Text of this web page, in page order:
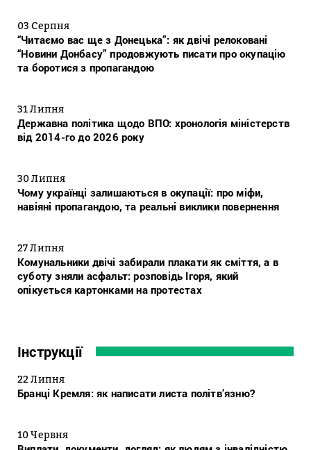
03 Серпня
“Читаємо вас ще з Донецька”: як двічі релоковані
“Новини Донбасу” продовжують писати про окупацію
та боротися з пропагандою
31 Липня
Державна політика щодо ВПО: хронологія міністерств
від 2014-го до 2026 року
30 Липня
Чому українці залишаються в окупації: про міфи,
навіяні пропагандою, та реальні виклики повернення
27 Липня
Комунальники двічі забирали плакати як сміття, а в
суботу зняли асфальт: розповідь Ігоря, який
опікується картонками на протестах
Інструкції
22 Липня
Бранці Кремля: як написати листа політв’язню?
10 Червня